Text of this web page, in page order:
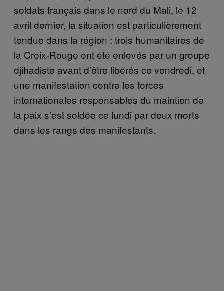
soldats français dans le nord du Mali, le 12
avril dernier, la situation est particulièrement
tendue dans la région : trois humanitaires de
la Croix-Rouge ont été enlevés par un groupe
djihadiste avant d’être libérés ce vendredi, et
une manifestation contre les forces
internationales responsables du maintien de
la paix s’est soldée ce lundi par deux morts
dans les rangs des manifestants.